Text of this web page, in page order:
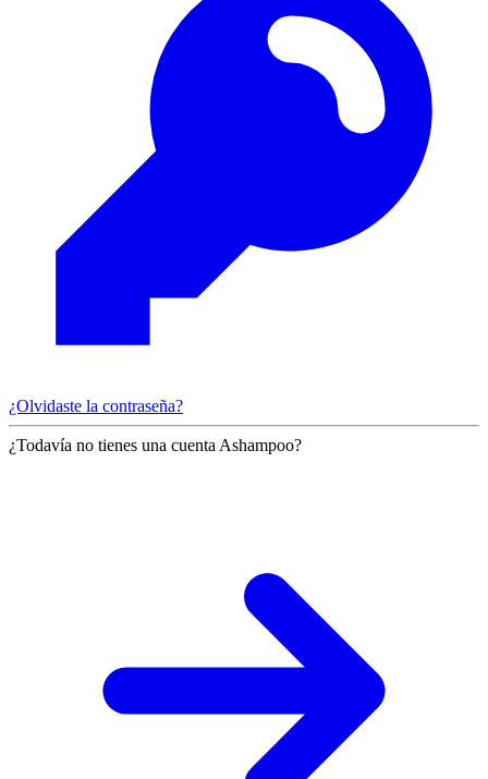
¿Olvidaste la contraseña?
¿Todavía no tienes una cuenta Ashampoo?